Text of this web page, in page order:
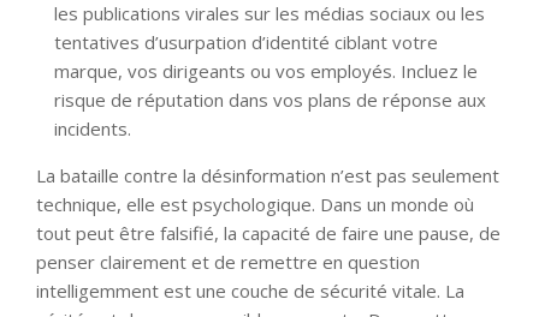
les publications virales sur les médias sociaux ou les
tentatives d’usurpation d’identité ciblant votre
marque, vos dirigeants ou vos employés. Incluez le
risque de réputation dans vos plans de réponse aux
incidents.
La bataille contre la désinformation n’est pas seulement
technique, elle est psychologique. Dans un monde où
tout peut être falsifié, la capacité de faire une pause, de
penser clairement et de remettre en question
intelligemment est une couche de sécurité vitale. La